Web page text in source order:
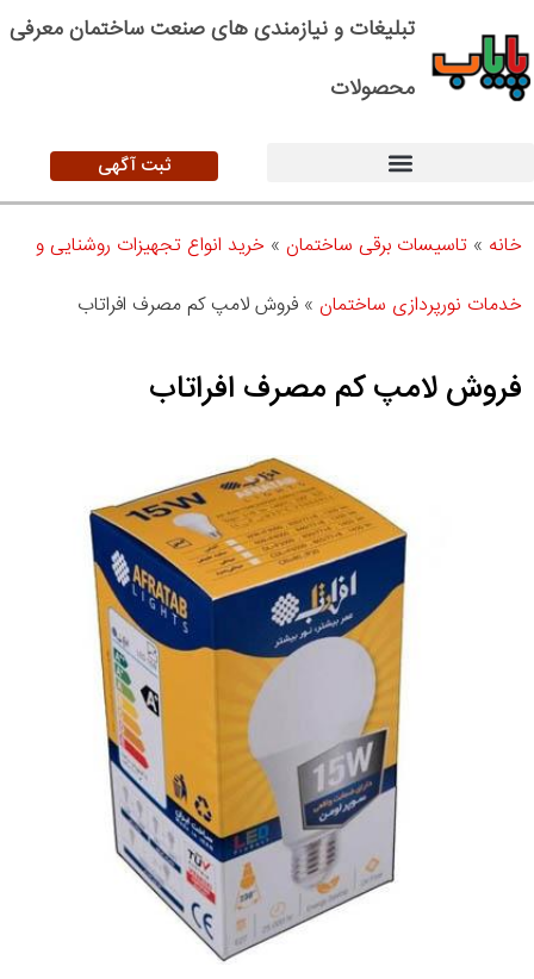
تبلیغات و نیازمندی های صنعت ساختمان معرفی
محصولات
ثبت آگهی
خانه » تاسیسات برقی ساختمان » خرید انواع تجهیزات روشنایی و
خدمات نورپردازی ساختمان » فروش لامپ کم مصرف افراتاب
فروش لامپ کم مصرف افراتاب